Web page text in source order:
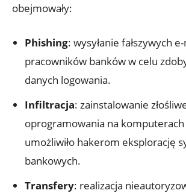
obejmowały:
Phishing: wysyłanie fałszywych
pracowników banków w‌ celu
danych logowania.
Infiltracja: zainstalowanie
oprogramowania ‌na
umożliwiło hakerom eksplorację⁢
bankowych.
Transfery: realizacja